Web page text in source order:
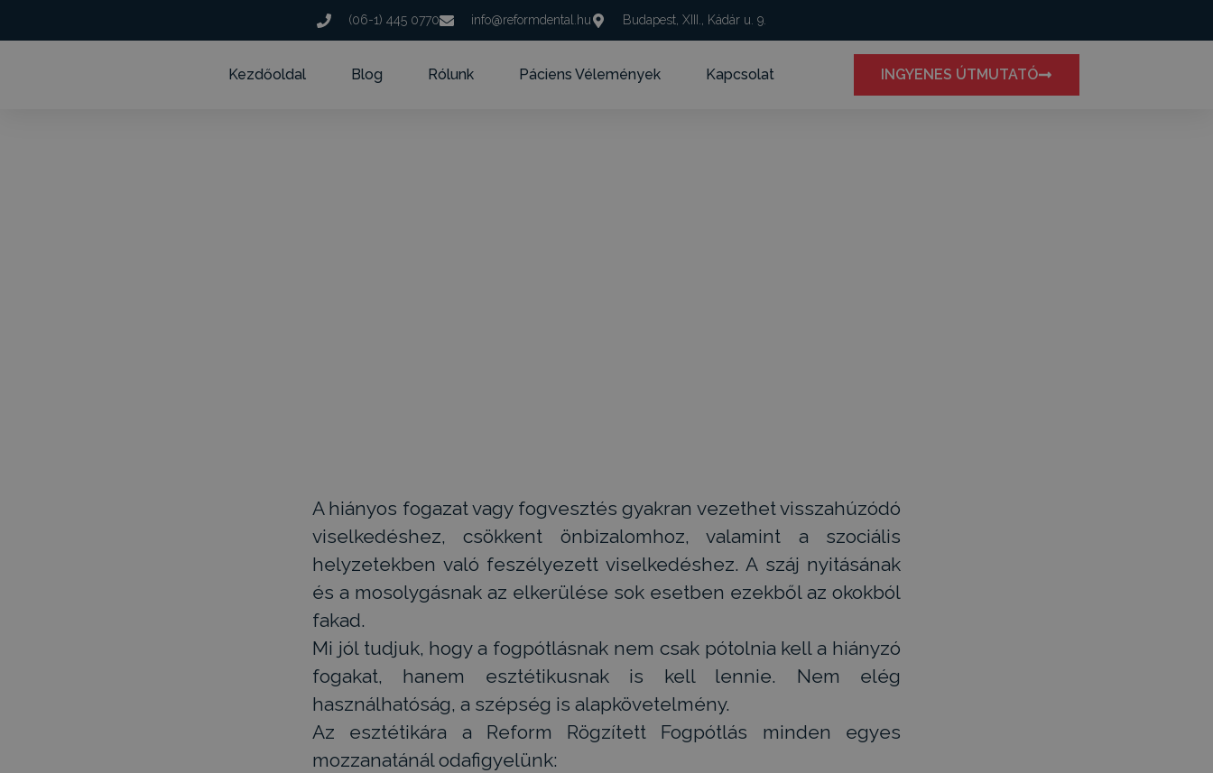
(06-1) 445 0770 info@reformdental.hu Budapest, XIII., Kádár u. 9.
Kezdőoldal Blog Rólunk Páciens Vélemények Kapcsolat INGYENES ÚTMUTATÓ
A hiányos fogazat vagy fogvesztés gyakran vezethet visszahúzódó
viselkedéshez, csökkent önbizalomhoz, valamint a szociális
helyzetekben való feszélyezett viselkedéshez. A száj nyitásának
és a mosolygásnak az elkerülése sok esetben ezekből az okokból
fakad.
Mi jól tudjuk, hogy a fogpótlásnak nem csak pótolnia kell a hiányzó
fogakat, hanem esztétikusnak is kell lennie. Nem elég
használhatóság, a szépség is alapkövetelmény.
Az esztétikára a Reform Rögzített Fogpótlás minden egyes
mozzanatánál odafigyelünk: